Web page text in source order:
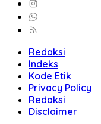
Redaksi
Indeks
Kode Etik
Privacy Policy
Redaksi
Disclaimer